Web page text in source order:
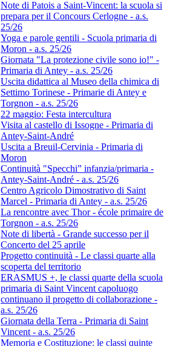
Note di Patois a Saint-Vincent: la scuola si
prepara per il Concours Cerlogne - a.s.
25/26
Yoga e parole gentili - Scuola primaria di
Moron - a.s. 25/26
Giornata "La protezione civile sono io!" -
Primaria di Antey - a.s. 25/26
Uscita didattica al Museo della chimica di
Settimo Torinese - Primarie di Antey e
Torgnon - a.s. 25/26
22 maggio: Festa intercultura
Visita al castello di Issogne - Primaria di
Antey-Saint-André
Uscita a Breuil-Cervinia - Primaria di
Moron
Continuità "Specchi” infanzia/primaria -
Antey-Saint-André - a.s. 25/26
Centro Agricolo Dimostrativo di Saint
Marcel - Primaria di Antey - a.s. 25/26
La rencontre avec Thor - école primaire de
Torgnon - a.s. 25/26
Note di libertà - Grande successo per il
Concerto del 25 aprile
Progetto continuità - Le classi quarte alla
scoperta del territorio
ERASMUS +, le classi quarte della scuola
primaria di Saint Vincent capoluogo
continuano il progetto di collaborazione -
a.s. 25/26
Giornata della Terra - Primaria di Saint
Vincent - a.s. 25/26
Memoria e Costituzione: le classi quinte